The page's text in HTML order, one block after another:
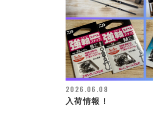
2026.06.08
入荷情報！